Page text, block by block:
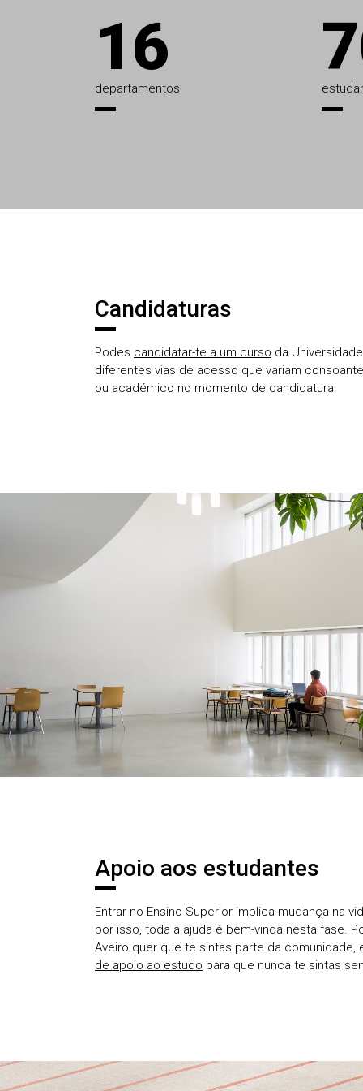
16
departamentos
Candidaturas
Podes candidatar-te a um curso da
diferentes vias de acesso que variam
ou académico no momento de candidatura.
Apoio aos estudantes
Entrar no Ensino Superior implica mudança na
por isso, toda a ajuda é bem-vinda nesta fase.
Aveiro quer que te sintas parte da comunidade,
de apoio ao estudo para que nunca te sintas